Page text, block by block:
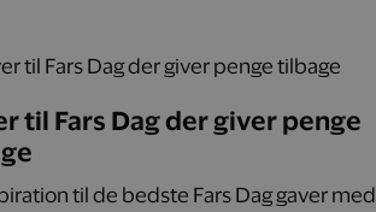
til Fars Dag der giver penge
til de bedste Fars Dag gaver med